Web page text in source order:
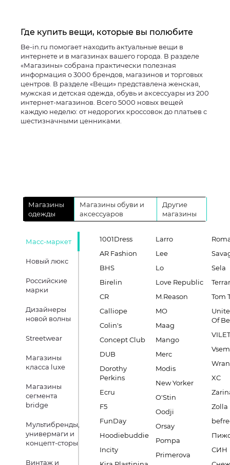
Где купить вещи, которые вы полюбите
Be-in.ru помогает находить актуальные вещи в
интернете и в магазинах вашего города. В разделе
«Магазины» собрана практически полезная
информация о 3000 брендов, магазинов и торговых
центров. В разделе «Вещи» представлена женская,
мужская и детская одежда, обувь и аксессуары из 200
интернет-магазинов. Всего 5000 новых вещей
каждую неделю: от недорогих кроссовок до платьев с
шестизначными ценниками.
Магазины
одежды
Магазины обуви и
аксессуаров
Другие
магазины
Масс-маркет
Новый люкс
Российские
марки
Дизайнеры
новой волны
Streetwear
Магазины
класса luxe
Магазины
сегмента
bridge
Мультибренды,
универмаги и
концепт-сторы
Винтаж и
1001Dress
AR Fashion
BHS
Birelin
CR
Calliope
Colin's
Concept Club
DUB
Dorothy
Perkins
Ecru
F5
FunDay
Hoodiebuddie
Incity
Larro
Lee
Lo
Love Republic
M.Reason
MO
Maag
Mango
Merc
Modis
New Yorker
O'Stin
Oodji
Orsay
Pompa
Primerova
Sela
Tom
Of
VILET
XC
Zolla
СИН